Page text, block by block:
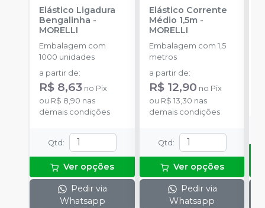
Elástico Ligadura
Bengalinha -
MORELLI
Embalagem com
1000 unidades
a partir de:
R$ 8,63 no Pix
ou R$ 8,90 nas
demais condições
Qtd:
Ver opções
Pedir via
Whatsapp
Elástico Corrente
Médio 1,5m-
MORELLI
Embalagem com 1,5
metros
a partir de:
R$ 12,90 no Pix
ou R$ 13,30 nas
demais condições
Qtd:
Ver opções
Pedir via
Whatsapp